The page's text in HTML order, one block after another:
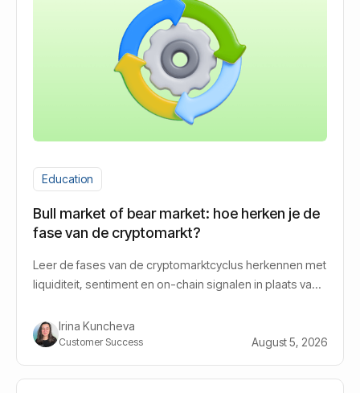
Education
Bull market of bear market: hoe herken je de
fase van de cryptomarkt?
Leer de fases van de cryptomarktcyclus herkennen met
liquiditeit, sentiment en on-chain signalen in plaats van
Irina Kuncheva
Customer Success August 5, 2026